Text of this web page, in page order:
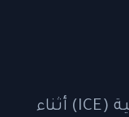
تم توقيف الراهبة ليتيسيا أوجبواجا من قبل ضباط الهجرة والجمارك الأمريكية (ICE) أثناء